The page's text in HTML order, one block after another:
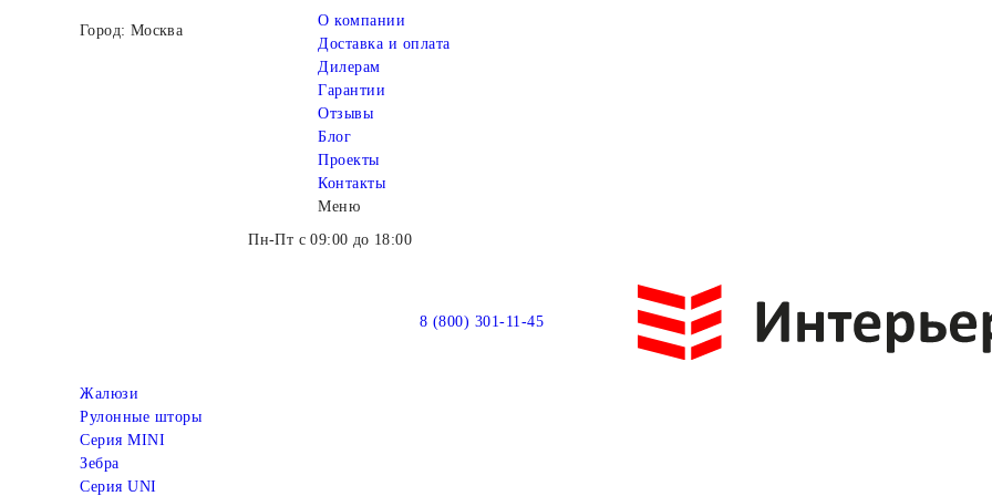
Город: Москва
О компании
Доставка и оплата
Дилерам
Гарантии
Отзывы
Блог
Проекты
Контакты
Меню
Пн-Пт с 09:00 до 18:00
8 (800) 301-11-45
Жалюзи
Рулонные шторы
Серия MINI
Зебра
Серия UNI